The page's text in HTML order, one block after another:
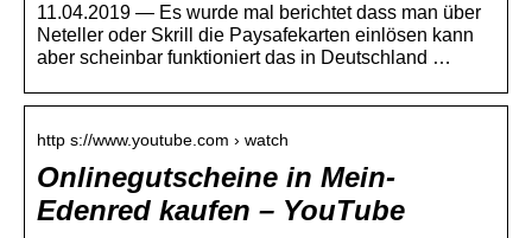
11.04.2019 — Es wurde mal berichtet dass man über
Neteller oder Skrill die Paysafekarten einlösen kann
aber scheinbar funktioniert das in Deutschland …
http s://www.youtube.com › watch
Onlinegutscheine in Mein-
Edenred kaufen – YouTube